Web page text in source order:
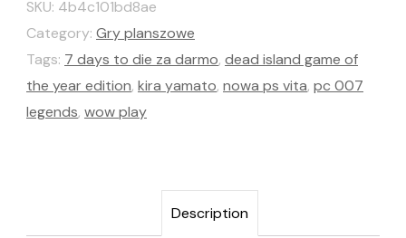
SKU: 4b4c101bd8ae
Category: Gry planszowe
Tags: 7 days to die za darmo, dead island game of
the year edition, kira yamato, nowa ps vita, pc 007
legends, wow play
Description